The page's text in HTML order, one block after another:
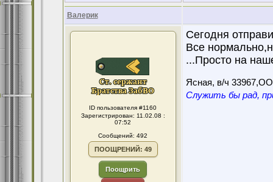
Валерик
ID пользователя #1160
Зарегистрирован: 11.02.08 :
07:52
Сообщений: 492
ПООЩРЕНИЙ: 49
Поощрить
Сегодня
Все
...Просто на
Ясная, в/ч
Служить бы рад,